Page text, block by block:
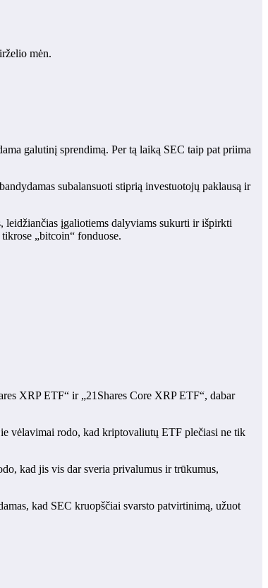
mėn.
galutinį sprendimą. Per tą laiką SEC taip pat priima
subalansuoti stiprią investuotojų paklausą ir
įgaliotiems dalyviams sukurti ir išpirkti
„bitcoin“ fonduose.
XRP ETF“ ir „21Shares Core XRP ETF“, dabar
vėlavimai rodo, kad kriptovaliutų ETF plečiasi ne tik
kad jis vis dar sveria privalumus ir trūkumus,
kad SEC kruopščiai svarsto patvirtinimą, užuot